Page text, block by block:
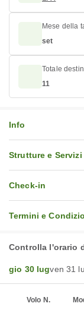
Mese della
set
Totale
11
Info
Strutture e Servizi
Check-in
Termini e
Controlla l'orario
gio 30 lugven 31
Volo N.